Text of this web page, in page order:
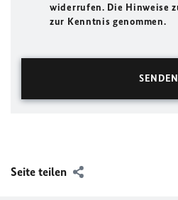
widerrufen. Die Hinweise
zur Kenntnis genommen.
Seite teilen